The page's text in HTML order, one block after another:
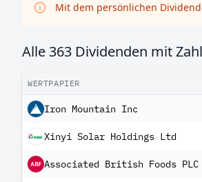
Mit dem persönlichen
Alle 363 Dividenden mit
WERTPAPIER
Iron Mountain Inc
Xinyi Solar Holdings Ltd
Associated British Foods PLC